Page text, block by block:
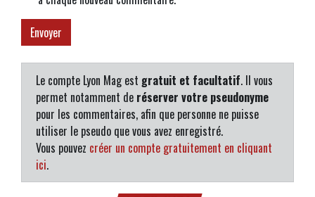
Le compte Lyon Mag est gratuit et facultatif. Il vous
permet notamment de réserver votre pseudonyme
pour les commentaires, afin que personne ne puisse
utiliser le pseudo que vous avez enregistré.
Vous pouvez créer un compte gratuitement en cliquant
ici.